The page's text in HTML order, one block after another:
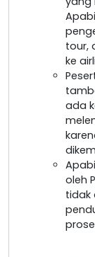
tour,
ke
ada
oleh
tidak